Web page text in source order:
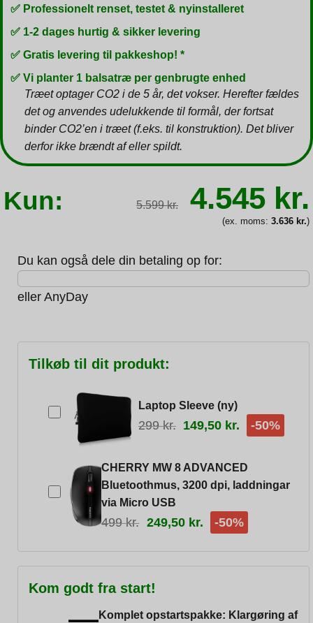
✅ Professionelt renset, testet & nyinstalleret
✅ 1-2 dages hurtig & sikker levering
✅ Gratis levering til pakkeshop! *
✅ Vi planter 1 balsatræ per genbrugte enhed
Træet optager CO2 i de 5 år, det vokser. Herefter fældes
det og anvendes udelukkende til formål, der fortsat
binder CO2’en i træet (f.eks. til konstruktion). Det bliver
derfor ikke brændt af eller spildt.
Kun: 5.599kr. Den
pris
var:
4.545 kr.
(ex. moms: 3.636 kr.)
Du kan også dele din betaling op for:
eller AnyDay
Tilkøb til dit produkt:
Laptop Sleeve (ny)
299kr. 149,50 kr. -50%
CHERRY MW 8 ADVANCED
Bluetoothmus, 3200 dpi, laddningar
via Micro USB
499kr. 249,50 kr. -50%
Kom godt fra start!
Komplet opstartspakke: Klargøring af